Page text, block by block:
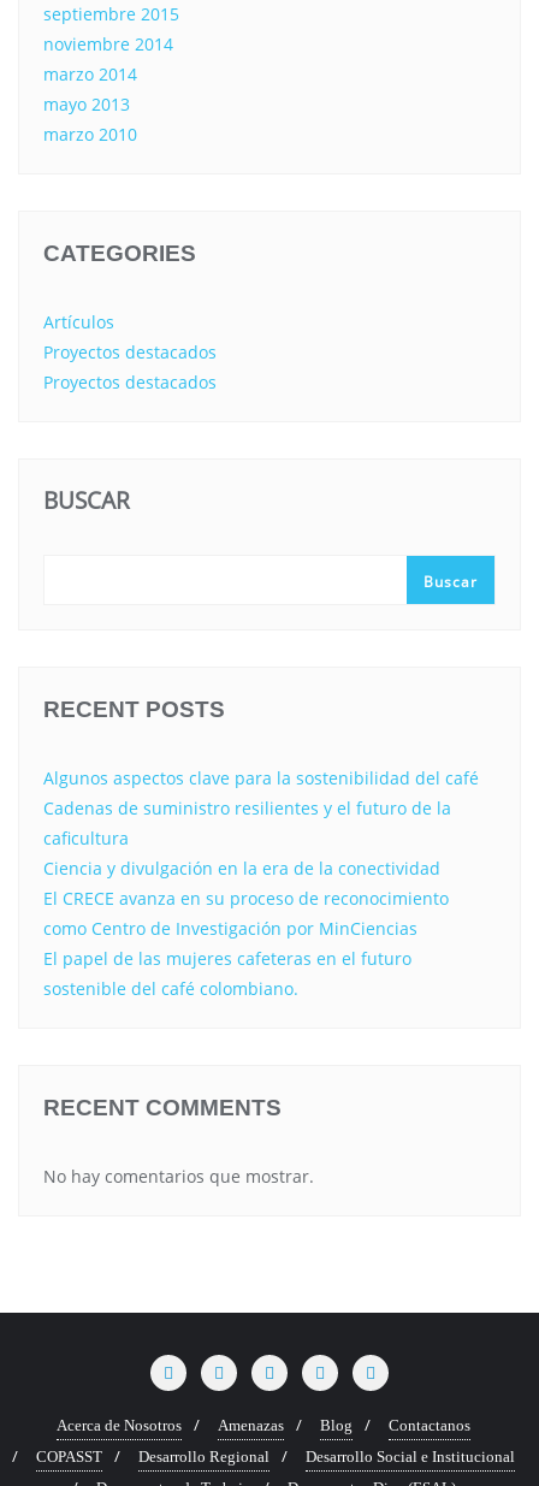
septiembre 2015
noviembre 2014
marzo 2014
mayo 2013
marzo 2010
CATEGORIES
Artículos
Proyectos destacados
Proyectos destacados
BUSCAR
Buscar
RECENT POSTS
Algunos aspectos clave para la sostenibilidad del café
Cadenas de suministro resilientes y el futuro de la
caficultura
Ciencia y divulgación en la era de la conectividad
El CRECE avanza en su proceso de reconocimiento
como Centro de Investigación por MinCiencias
El papel de las mujeres cafeteras en el futuro
sostenible del café colombiano.
RECENT COMMENTS
No hay comentarios que mostrar.
Acerca de Nosotros Amenazas Blog
Contactanos
COPASST
Desarrollo Regional
Desarrollo Social e Institucional